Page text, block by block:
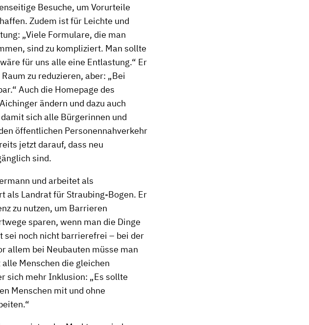
Besuche, um Vorurteile
Zudem ist für Leichte und
„Viele Formulare, die man
sind zu kompliziert. Man sollte
für uns alle eine Entlastung.“ Er
zu reduzieren, aber: „Bei
Auch die Homepage des
ändern und dazu auch
sich alle Bürgerinnen und
öffentlichen Personennahverkehr
jetzt darauf, dass neu
sind.
und arbeitet als
als Landrat für Straubing-Bogen. Er
zu nutzen, um Barrieren
sparen, wenn man die Dinge
sei noch nicht barrierefrei – bei der
allem bei Neubauten müsse man
Menschen die gleichen
sich mehr Inklusion: „Es sollte
Menschen mit und ohne